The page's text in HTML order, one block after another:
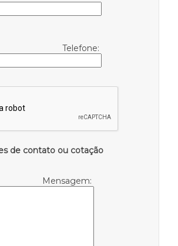
Telefone:
de contato ou cotação
Mensagem: